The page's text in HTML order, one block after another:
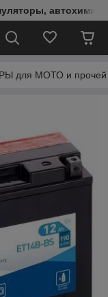
автохимия,
для МОТО и прочей